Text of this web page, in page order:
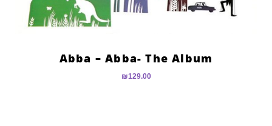
Abba – Abba- The Album
₪129.00